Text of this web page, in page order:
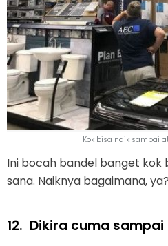
Kok bisa naik sampai
Ini bocah bandel banget kok
sana. Naiknya bagaimana, ya?
12. Dikira cuma sampai